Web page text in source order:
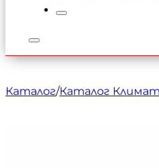
Каталог/Каталог